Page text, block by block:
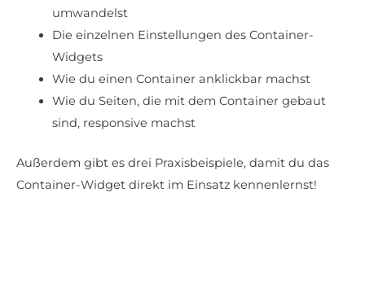
umwandelst
Die einzelnen Einstellungen des Container-
Widgets
Wie du einen Container anklickbar machst
Wie du Seiten, die mit dem Container gebaut
sind, responsive machst
Außerdem gibt es drei Praxisbeispiele, damit du das
Container-Widget direkt im Einsatz kennenlernst!